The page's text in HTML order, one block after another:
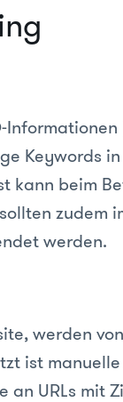
Keywords
kann beim
zudem
werden.
werden
ist
URLs mit